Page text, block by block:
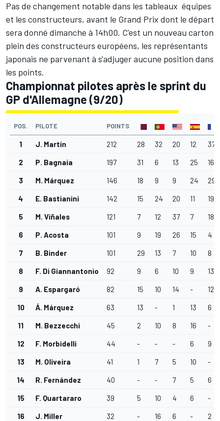
Pas de changement notable dans les tableaux équipes
et les constructeurs, avant le Grand Prix dont le départ
sera donné dimanche à 14h00. C'est un nouveau carton
plein des constructeurs européens, les représentants
japonais ne parvenant à s'adjuger aucune position dans
les points.
Championnat pilotes après le sprint du
GP d'Allemagne (9/20)
POS. PILOTE POINTS
1 J. Martín 212 28 32 20 12 37
2 P. Bagnaia 197 31 6 13 25 16
3 M. Márquez 146 18 9 9 24 29
4 E. Bastianini 142 15 24 20 11 19
5 M. Viñales 121 7 12 37 7 18
6 P. Acosta 101 9 19 26 15 4
7 B. Binder 101 29 13 7 10 8
8 F. Di Giannantonio 92 9 6 10 9 13
9 A. Espargaró 82 15 10 14 - 12
10 Á. Márquez 63 13 - 1 13 6
11 M. Bezzecchi 45 2 10 8 16 -
12 F. Morbidelli 44 - - - 6 9
13 M. Oliveira 41 1 7 5 10 -
14 R. Fernández 40 - - 7 5 6
15 F. Quartararo 39 5 10 4 6 -
16 J. Miller 32 - 16 6 - 2